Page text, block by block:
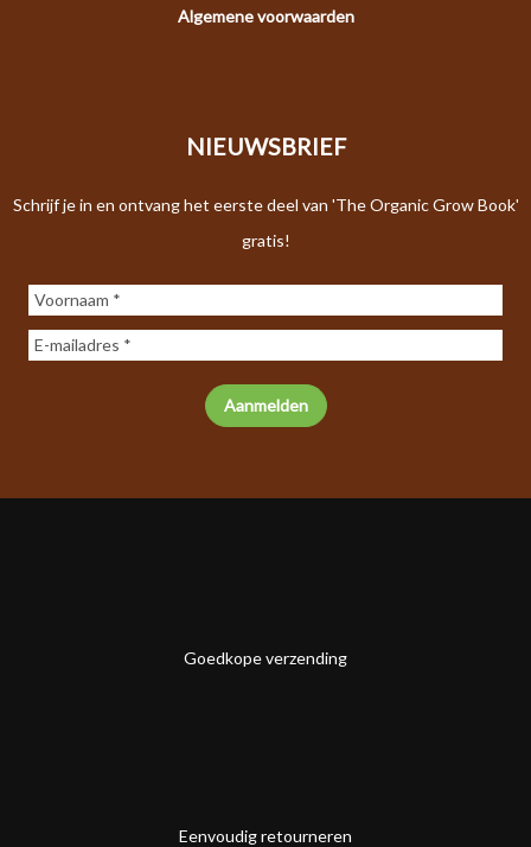
Algemene voorwaarden
NIEUWSBRIEF
Schrijf je in en ontvang het eerste deel van 'The Organic Grow Book'
gratis!
Goedkope verzending
Eenvoudig retourneren